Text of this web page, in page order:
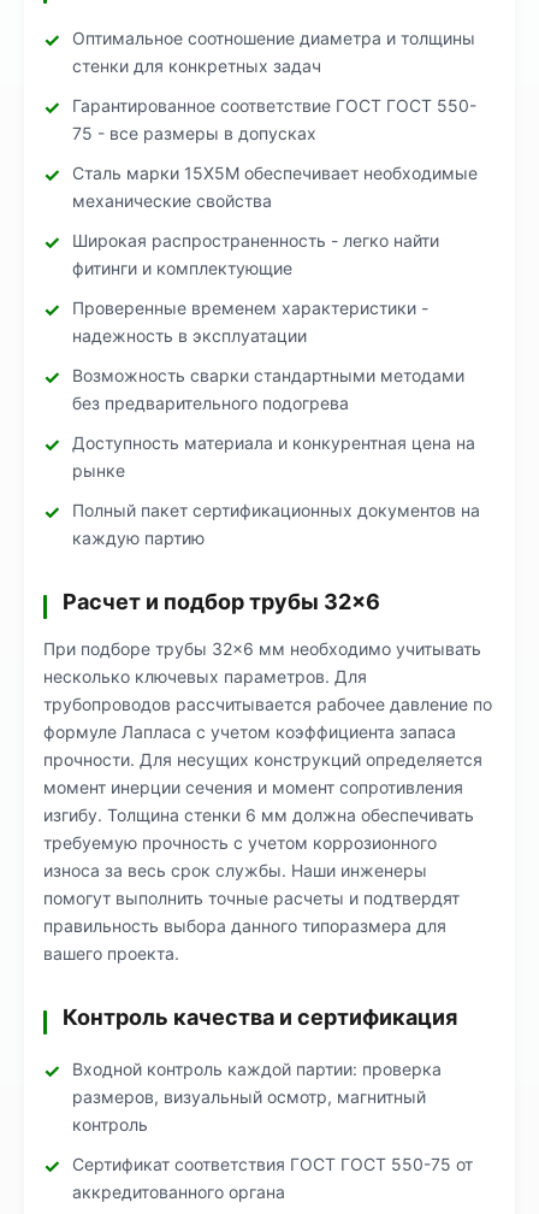
Оптимальное соотношение диаметра и толщины
стенки для конкретных задач
Гарантированное соответствие ГОСТ ГОСТ 550-
75 - все размеры в допусках
Сталь марки 15Х5М обеспечивает необходимые
механические свойства
Широкая распространенность - легко найти
фитинги и комплектующие
Проверенные временем характеристики -
надежность в эксплуатации
Возможность сварки стандартными методами
без предварительного подогрева
Доступность материала и конкурентная цена на
рынке
Полный пакет сертификационных документов на
каждую партию
Расчет и подбор трубы 32×6
При подборе трубы 32×6 мм необходимо учитывать
несколько ключевых параметров. Для
трубопроводов рассчитывается рабочее давление по
формуле Лапласа с учетом коэффициента запаса
прочности. Для несущих конструкций определяется
момент инерции сечения и момент сопротивления
изгибу. Толщина стенки 6 мм должна обеспечивать
требуемую прочность с учетом коррозионного
износа за весь срок службы. Наши инженеры
помогут выполнить точные расчеты и подтвердят
правильность выбора данного типоразмера для
вашего проекта.
Контроль качества и сертификация
Входной контроль каждой партии: проверка
размеров, визуальный осмотр, магнитный
контроль
Сертификат соответствия ГОСТ ГОСТ 550-75 от
аккредитованного органа